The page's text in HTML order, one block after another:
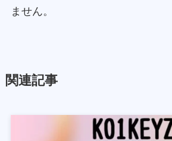
ません。
関連記事